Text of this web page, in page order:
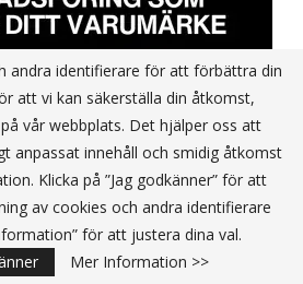
andra identifierare för att förbättra din
att vi kan säkerställa din åtkomst,
vår webbplats. Det hjälper oss att
anpassat innehåll och smidig åtkomst
Klicka på ”Jag godkänner” för att
av cookies och andra identifierare
för att justera dina val.
Mer Information >>